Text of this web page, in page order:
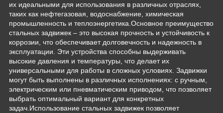
их идеальными для использования в различных отраслях,
таких как нефтегазовая, водоснабжение, химическая
промышленность и теплоэнергетика.Основное преимущество
стальных задвижек – это высокая прочность и устойчивость к
коррозии, что обеспечивает долговечность и надежность в
эксплуатации. Эти устройства способны выдерживать
высокие давления и температуры, что делает их
универсальными для работы в сложных условиях. Задвижки
могут быть выполнены в различных исполнениях: с ручным,
электрическим или пневматическим приводом, что позволяет
выбрать оптимальный вариант для конкретных
задач.Использование стальных задвижек позволяет